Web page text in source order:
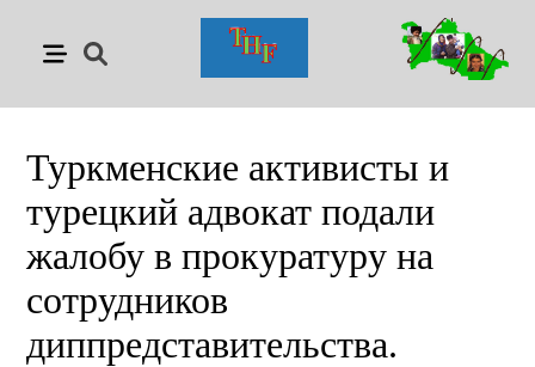
Туркменские активисты и
турецкий адвокат подали
жалобу в прокуратуру на
сотрудников
диппредставительства.